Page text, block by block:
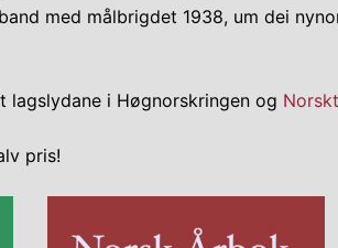
med målbrigdet 1938, um dei
i Høgnorskringen og
pris!